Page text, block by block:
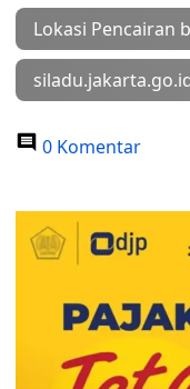
Lokasi Pencairan
0 Komentar